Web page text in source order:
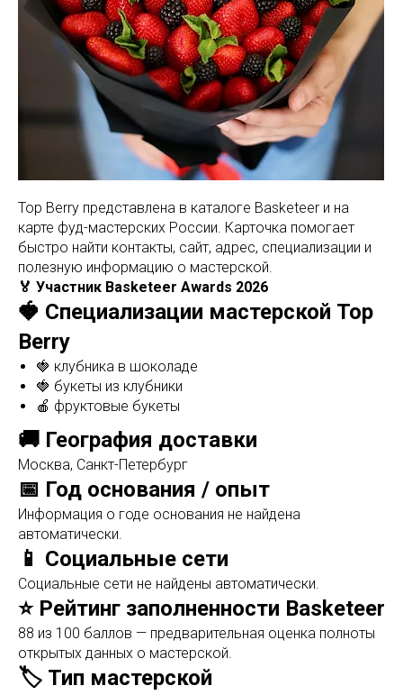
Top Berry представлена в каталоге Basketeer и на
карте фуд-мастерских России. Карточка помогает
быстро найти контакты, сайт, адрес, специализации и
полезную информацию о мастерской.
🏅 Участник Basketeer Awards 2026
🍓 Специализации мастерской Top
Berry
🍓 клубника в шоколаде
🍓 букеты из клубники
🍎 фруктовые букеты
🚚 География доставки
Москва, Санкт-Петербург
📅 Год основания / опыт
Информация о годе основания не найдена
автоматически.
📱 Социальные сети
Социальные сети не найдены автоматически.
⭐ Рейтинг заполненности Basketeer
88 из 100 баллов — предварительная оценка полноты
открытых данных о мастерской.
🏷️ Тип мастерской